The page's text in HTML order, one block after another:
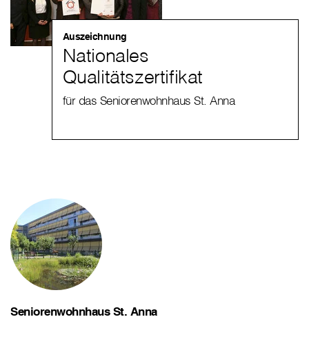
Auszeichnung
Nationales
Qualitätszertifikat
für das Seniorenwohnhaus St. Anna
Seniorenwohnhaus St. Anna